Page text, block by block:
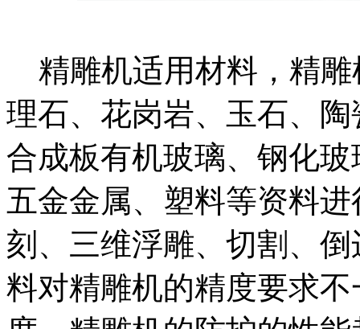
精雕机适用材料，精雕
理石、花岗岩、玉石、
合成板有机玻璃、钢化
五金金属、塑料等资料
刻、三维浮雕、切割、
料对精雕机的精度要求